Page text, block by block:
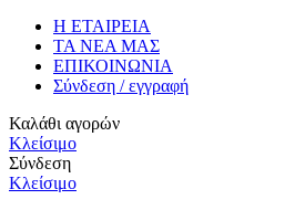
Η ΕΤΑΙΡΕΙΑ
ΤΑ ΝΕΑ ΜΑΣ
ΕΠΙΚΟΙΝΩΝΙΑ
Σύνδεση / εγγραφή
Καλάθι αγορών
Κλείσιμο
Σύνδεση
Κλείσιμο